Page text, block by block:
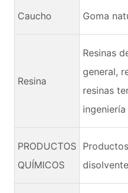
Caucho Goma
Resina
Resinas
general,
resinas
ingeniería
PRODUCTOS
QUÍMICOS